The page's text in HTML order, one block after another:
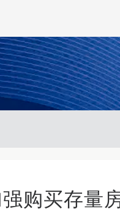
购买存量